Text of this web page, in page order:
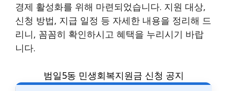
경제 활성화를 위해 마련되었습니다. 지원 대상,
신청 방법, 지급 일정 등 자세한 내용을 정리해 드
리니, 꼼꼼히 확인하시고 혜택을 누리시기 바랍
니다.
범일5동 민생회복지원금 신청 공지